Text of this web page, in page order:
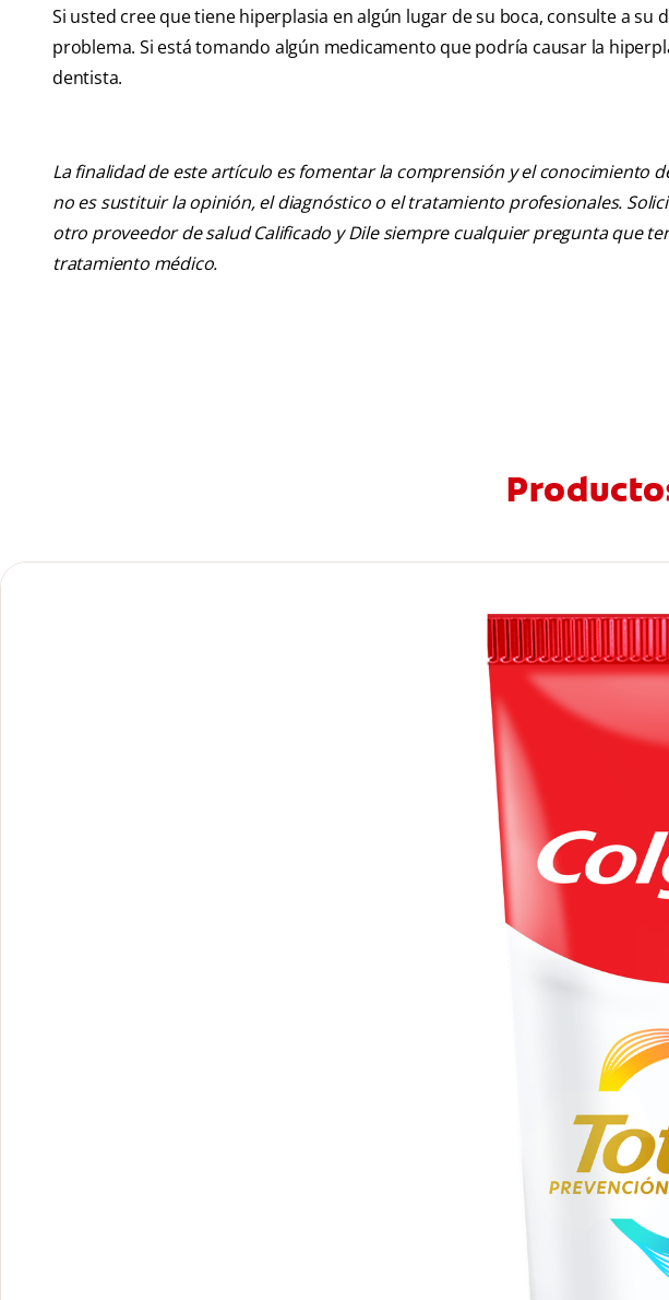
Si usted cree que tiene hiperplasia en algún lugar de su boca, consulte a su
problema. Si está tomando algún medicamento que podría causar la
dentista.
La finalidad de este artículo es fomentar la comprensión y el conocimiento
no es sustituir la opinión, el diagnóstico o el tratamiento profesionales.
otro proveedor de salud Calificado y Dile siempre cualquier pregunta que
tratamiento médico.